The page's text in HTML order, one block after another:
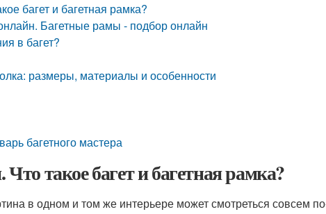
багет и багетная рамка?
Багетные рамы - подбор онлайн
в багет?
размеры, материалы и особенности
багетного мастера
такое багет и багетная рамка?
в одном и том же интерьере может смотреться совсем